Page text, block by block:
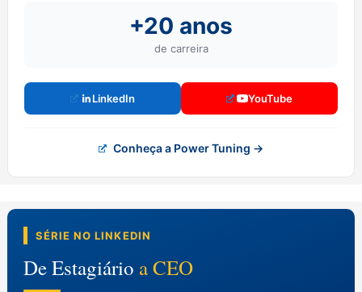
+20 anos
de carreira
LinkedIn YouTube
Conheça a Power Tuning →
SÉRIE NO LINKEDIN
De Estagiário a CEO